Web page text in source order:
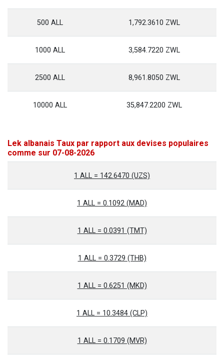
500 ALL 1,792.3610 ZWL
1000 ALL 3,584.7220 ZWL
2500 ALL 8,961.8050 ZWL
10000 ALL 35,847.2200 ZWL
Lek albanais Taux par rapport aux devises populaires
comme sur 07-08-2026
1 ALL = 142.6470 (UZS)
1 ALL = 0.1092 (MAD)
1 ALL = 0.0391 (TMT)
1 ALL = 0.3729 (THB)
1 ALL = 0.6251 (MKD)
1 ALL = 10.3484 (CLP)
1 ALL = 0.1709 (MVR)